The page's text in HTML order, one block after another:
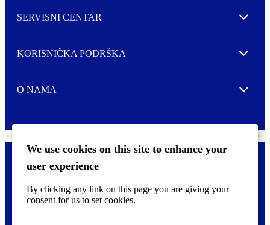
We use cookies on this site to enhance your
user experience
By clicking any link on this page you are giving your
consent for us to set cookies.
SERVISNI CENTAR Expand
KORISNIČKA PODRŠKA Expand
O NAMA Expand
o
Pravne i tzv. Cookie obavijesti